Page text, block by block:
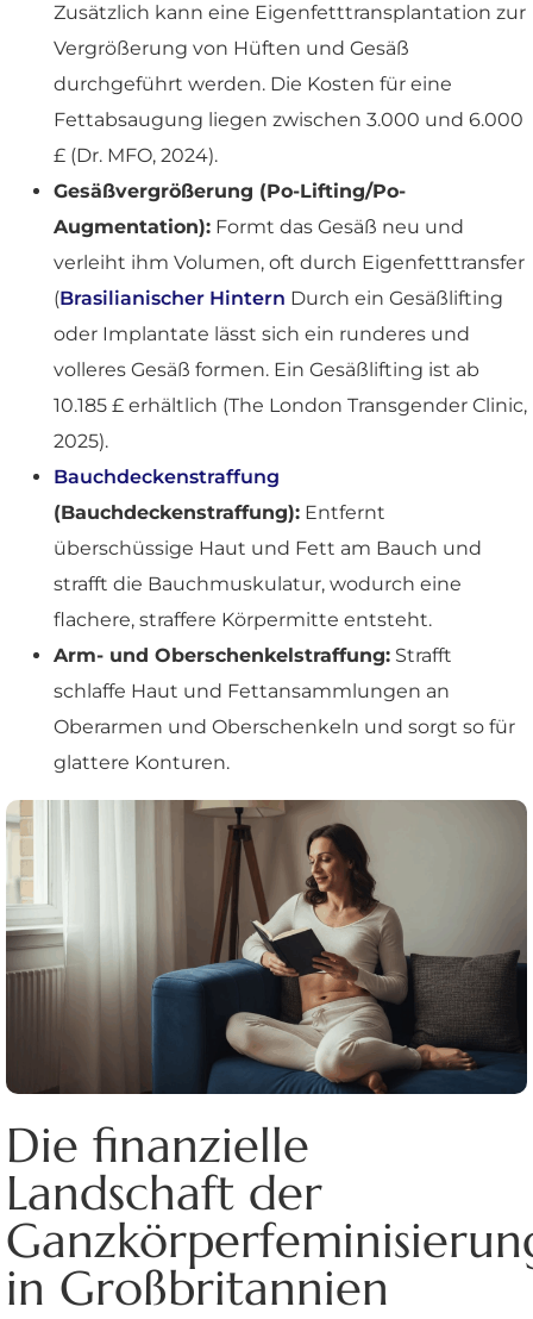
Zusätzlich kann eine Eigenfetttransplantation zur
Vergrößerung von Hüften und Gesäß
durchgeführt werden. Die Kosten für eine
Fettabsaugung liegen zwischen 3.000 und 6.000
£ (Dr. MFO, 2024).
Gesäßvergrößerung (Po-Lifting/Po-
Augmentation): Formt das Gesäß neu und
verleiht ihm Volumen, oft durch Eigenfetttransfer
(Brasilianischer Hintern Durch ein Gesäßlifting
oder Implantate lässt sich ein runderes und
volleres Gesäß formen. Ein Gesäßlifting ist ab
10.185 £ erhältlich (The London Transgender Clinic,
2025).
Bauchdeckenstraffung
(Bauchdeckenstraffung): Entfernt
überschüssige Haut und Fett am Bauch und
strafft die Bauchmuskulatur, wodurch eine
flachere, straffere Körpermitte entsteht.
Arm- und Oberschenkelstraffung: Strafft
schlaffe Haut und Fettansammlungen an
Oberarmen und Oberschenkeln und sorgt so für
glattere Konturen.
Die finanzielle
Landschaft der
in Großbritannien